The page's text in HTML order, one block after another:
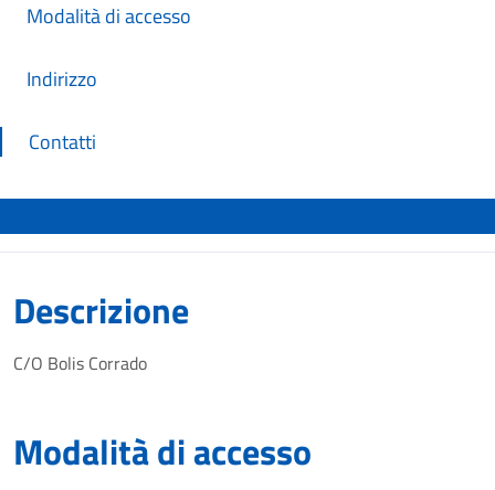
Modalità di accesso
Indirizzo
Contatti
Descrizione
C/O Bolis Corrado
Modalità di accesso